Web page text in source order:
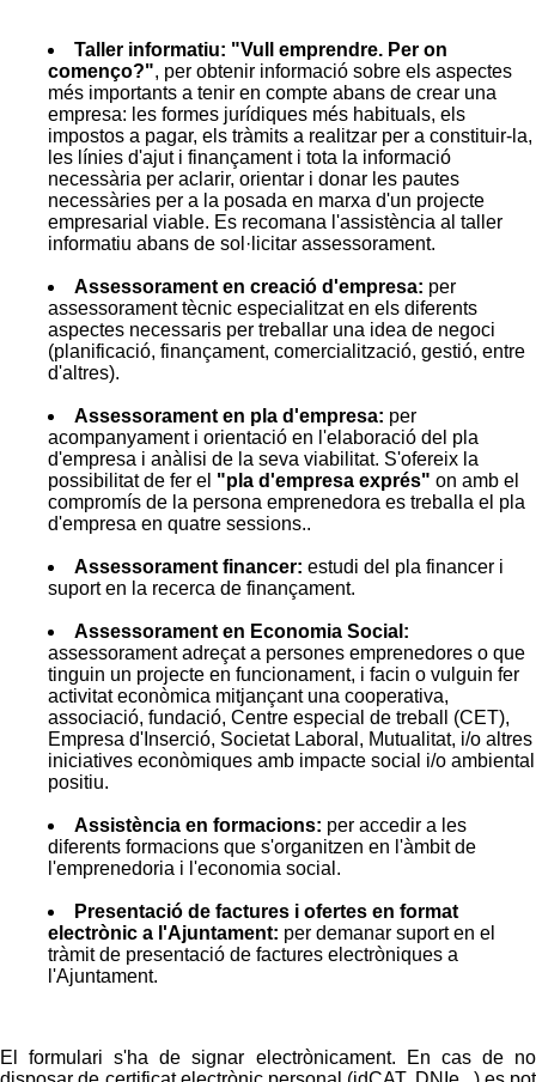
Taller informatiu: "Vull emprendre. Per on
començo?", per obtenir informació sobre els aspectes
més importants a tenir en compte abans de crear una
empresa: les formes jurídiques més habituals, els
impostos a pagar, els tràmits a realitzar per a constituir-la,
les línies d'ajut i finançament i tota la informació
necessària per aclarir, orientar i donar les pautes
necessàries per a la posada en marxa d'un projecte
empresarial viable. Es recomana l'assistència al taller
informatiu abans de sol·licitar assessorament.
Assessorament en creació d'empresa: per
assessorament tècnic especialitzat en els diferents
aspectes necessaris per treballar una idea de negoci
(planificació, finançament, comercialització, gestió, entre
d'altres).
Assessorament en pla d'empresa: per
acompanyament i orientació en l'elaboració del pla
d'empresa i anàlisi de la seva viabilitat. S'ofereix la
possibilitat de fer el "pla d'empresa exprés" on amb el
compromís de la persona emprenedora es treballa el pla
d'empresa en quatre sessions..
Assessorament financer: estudi del pla financer i
suport en la recerca de finançament.
Assessorament en Economia Social:
assessorament adreçat a persones emprenedores o que
tinguin un projecte en funcionament, i facin o vulguin fer
activitat econòmica mitjançant una cooperativa,
associació, fundació, Centre especial de treball (CET),
Empresa d'Inserció, Societat Laboral, Mutualitat, i/o altres
iniciatives econòmiques amb impacte social i/o ambiental
positiu.
Assistència en formacions: per accedir a les
diferents formacions que s'organitzen en l'àmbit de
l'emprenedoria i l'economia social.
Presentació de factures i ofertes en format
electrònic a l'Ajuntament: per demanar suport en el
tràmit de presentació de factures electròniques a
l'Ajuntament.
El formulari s'ha de signar electrònicament. En cas de no